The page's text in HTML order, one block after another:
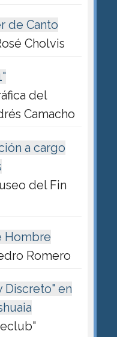
de Canto
Cholvis
del
Camacho
a cargo
del Fin
Hombre
Romero
Discreto" en